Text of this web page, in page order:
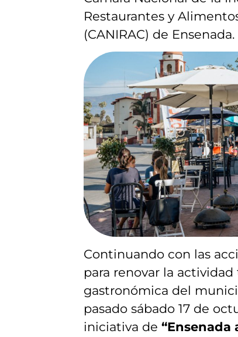
Restaurantes y
(CANIRAC) de Ensenada.
Continuando con las
para renovar la
gastronómica del
pasado sábado 17 de
iniciativa de“Ensenada